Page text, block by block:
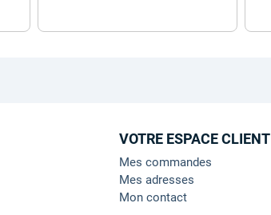
VOTRE ESPACE CLIENT
Mes commandes
Mes adresses
Mon contact